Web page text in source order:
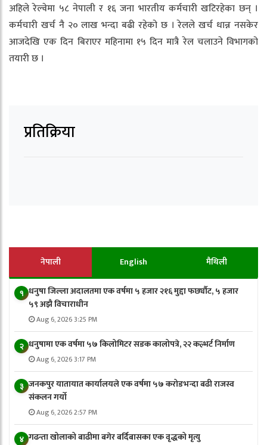
अहिले रेल्वेमा ५८ नेपाली र १६ जना भारतीय कर्मचारी खटिरहेका छन् ।
कर्मचारी खर्च नै २० लाख भन्दा बढी रहेको छ । रेलले खर्च धान्न नसकेर
आजदेखि एक दिन बिराएर महिनामा १५ दिन मात्रै रेल चलाउने विभागको
तयारी छ ।
प्रतिक्रिया
नेपाली English मैथिली
१ धनुषा जिल्ला अदालतमा एक वर्षमा ५ हजार २१६ मुद्दा फर्छ्यौट, ५ हजार
५९ अझै विचाराधीन
Aug 6, 2026 3:25 PM
२ धनुषामा एक वर्षमा ५७ किलोमिटर सडक कालोपत्रे, २२ कल्भर्ट निर्माण
Aug 6, 2026 3:17 PM
३ जनकपुर यातायात कार्यालयले एक वर्षमा ५७ करोडभन्दा बढी राजस्व
संकलन गर्याे
Aug 6, 2026 2:57 PM
४ गढन्ता खोलाको बाढीमा बगेर बर्दिबासका एक वृद्धको मृत्यु